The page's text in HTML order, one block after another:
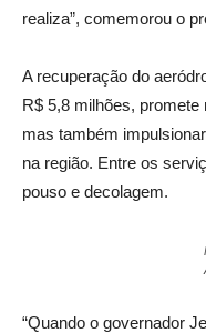
realiza”, comemorou o
A recuperação do
R$ 5,8 milhões, promete
mas também
na região. Entre os
pouso e decolagem.
“Quando o governador